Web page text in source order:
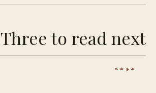
Three to read next.
موضة